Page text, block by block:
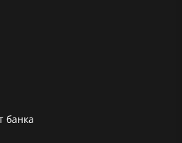
банка